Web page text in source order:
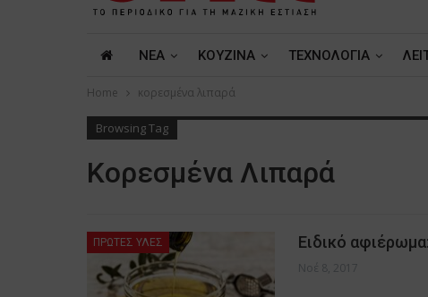
NEA ΚΟΥΖΙΝΑ ΤΕΧΝΟΛΟΓΙΑ
Home κορεσμένα λιπαρά
Browsing Tag
Κορεσμένα Λιπαρά
ΠΡΩΤΕΣ ΥΛΕΣ Ειδικό
Νοέ 8, 2017